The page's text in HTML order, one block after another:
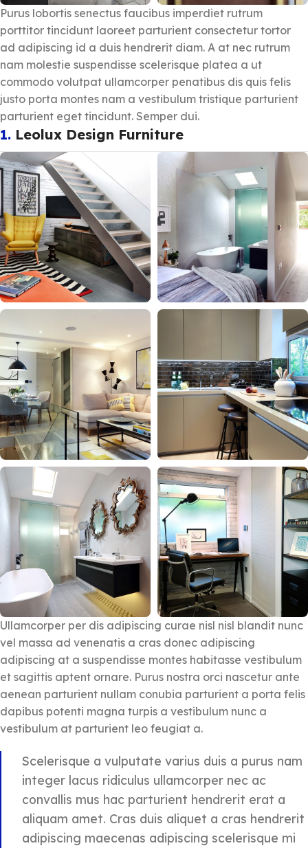
Purus lobortis senectus faucibus imperdiet rutrum
porttitor tincidunt laoreet parturient consectetur tortor
ad adipiscing id a duis hendrerit diam. A at nec rutrum
nam molestie suspendisse scelerisque platea a ut
commodo volutpat ullamcorper penatibus dis quis felis
justo porta montes nam a vestibulum tristique parturient
parturient eget tincidunt. Semper dui.
1. Leolux Design Furniture
Ullamcorper per dis adipiscing curae nisl nisl blandit nunc
vel massa ad venenatis a cras donec adipiscing
adipiscing at a suspendisse montes habitasse vestibulum
et sagittis aptent ornare. Purus nostra orci nascetur ante
aenean parturient nullam conubia parturient a porta felis
dapibus potenti magna turpis a vestibulum nunc a
vestibulum at parturient leo feugiat a.
Scelerisque a vulputate varius duis a purus nam
integer lacus ridiculus ullamcorper nec ac
convallis mus hac parturient hendrerit erat a
aliquam amet. Cras duis aliquet a cras hendrerit
adipiscing maecenas adipiscing scelerisque mi